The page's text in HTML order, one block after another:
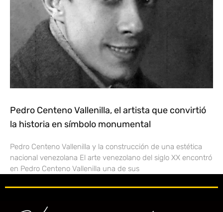
Pedro Centeno Vallenilla, el artista que convirtió
la historia en símbolo monumental
Pedro Centeno Vallenilla y la construcción de una estética
nacional venezolana El arte venezolano del siglo XX encontró
en Pedro Centeno Vallenilla una de sus